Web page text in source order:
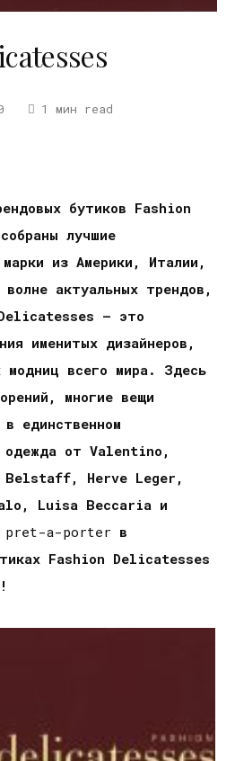
1 мин read
бутиков Fashion
лучшие
марки из Америки, Италии,
актуальных трендов,
— это
именитых дизайнеров,
модниц всего мира. Здесь
многие вещи
единственном
одежда от Valentino,
Belstaff, Herve Leger,
Luisa Beccaria и
pret-a-porter в
Fashion Delicatesses